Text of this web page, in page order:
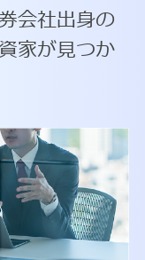
会社出身の
家が見つか